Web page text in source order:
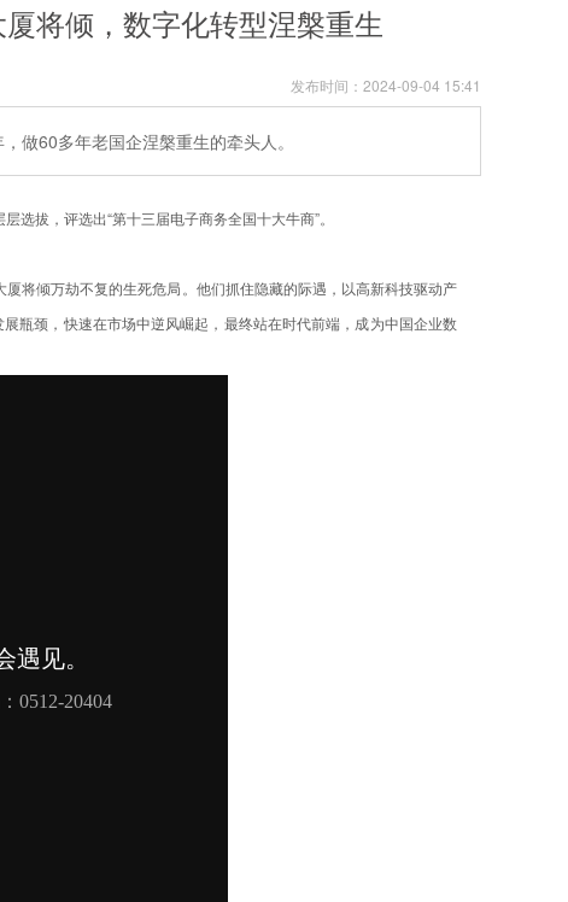
将倾，数字化转型涅槃重生
发布时间： 2024-09-04 15:41
做60多年老国企涅槃重生的牵头人。
拔，评选出“第十三届电子商务全国十大牛商”。
将倾万劫不复的生死危局。他们抓住隐藏的际遇，以高新科技驱动产
瓶颈，快速在市场中逆风崛起，最终站在时代前端，成为中国企业数